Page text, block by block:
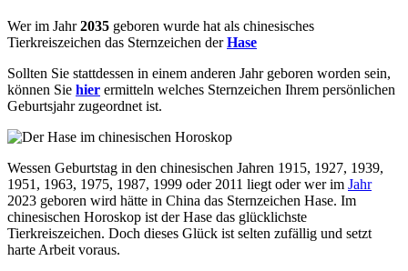
Wer im Jahr2035 geboren wurde hat als chinesisches
Tierkreiszeichen das Sternzeichen derHase
Sollten Sie stattdessen in einem anderen Jahr geboren worden sein,
können Sie hier ermitteln welches Sternzeichen Ihrem persönlichen
Geburtsjahr zugeordnet ist.
Wessen Geburtstag in den chinesischen Jahren 1915, 1927, 1939,
1951, 1963, 1975, 1987, 1999 oder 2011 liegt oder wer im Jahr
2023 geboren wird hätte in China das Sternzeichen Hase. Im
chinesischen Horoskop ist der Hase das glücklichste
Tierkreiszeichen. Doch dieses Glück ist selten zufällig und setzt
harte Arbeit voraus.